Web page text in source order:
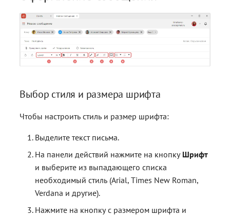
Выбор стиля и размера шрифта
Чтобы настроить стиль и размер шрифта:
Выделите текст письма.
На панели действий нажмите на кнопку Шрифт
и выберите из выпадающего списка
необходимый стиль (Arial, Times New Roman,
Verdana и другие).
Нажмите на кнопку с размером шрифта и